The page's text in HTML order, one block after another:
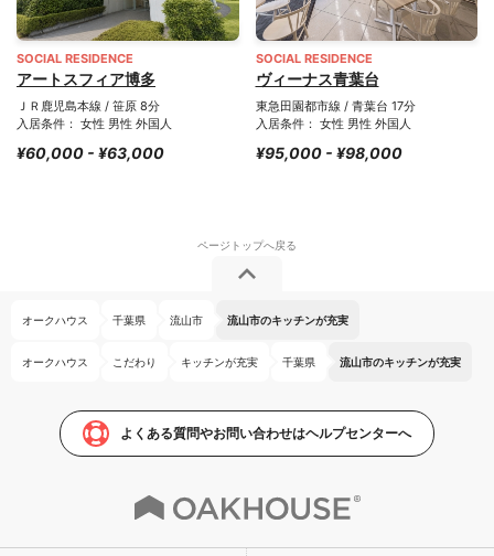
SOCIAL RESIDENCE
アートスフィア博多
ＪＲ鹿児島本線 / 笹原 8分
入居条件： 女性 男性 外国人
¥60,000 - ¥63,000
SOCIAL RESIDENCE
ヴィーナス青葉台
東急田園都市線 / 青葉台 17分
入居条件： 女性 男性 外国人
¥95,000 - ¥98,000
オークハウス 千葉県 流山市 流山市のキッチンが充実
オークハウス こだわり キッチンが充実 千葉県 流山市のキッチンが充実
よくある質問やお問い合わせはヘルプセンターへ